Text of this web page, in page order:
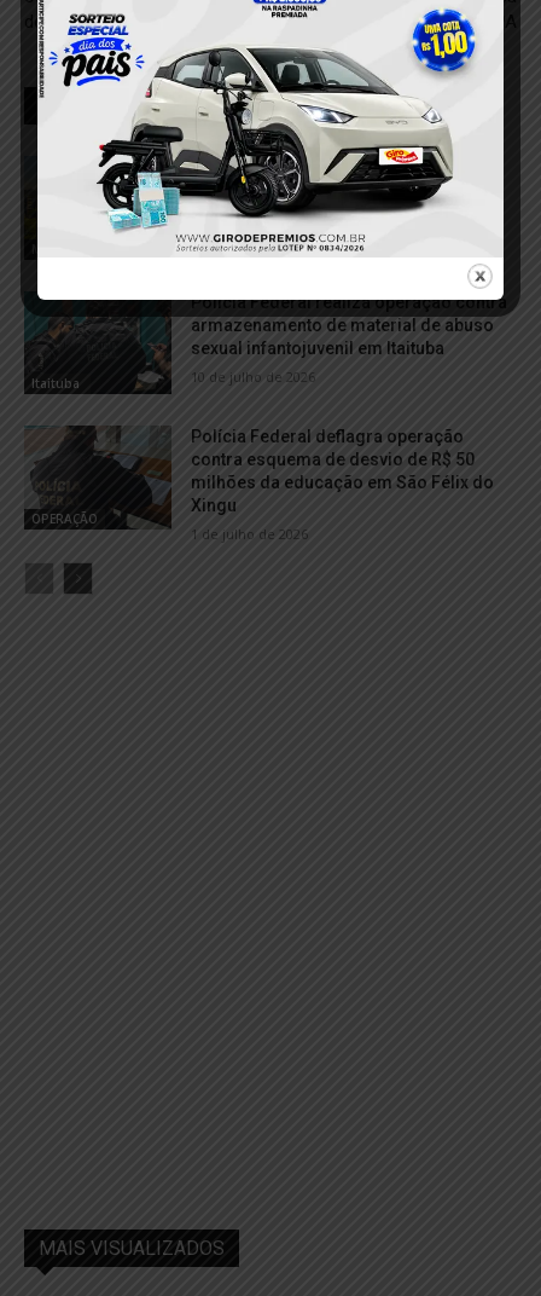
de Jacareacanga, no PA
ferido em Itaituba, no PA
RELACIONADOS
Operação da Polícia Federal mira
esquema de destruição ambiental em
Uruará
4 de agosto de 2026
Itaituba
Polícia Federal realiza operação contra
armazenamento de material de abuso
sexual infantojuvenil em Itaituba
10 de julho de 2026
OPERAÇÃO
Polícia Federal deflagra operação
contra esquema de desvio de R$ 50
milhões da educação em São Félix do
Xingu
1 de julho de 2026
MAIS VISUALIZADOS